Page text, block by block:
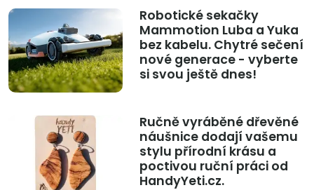
Robotické sekačky
Mammotion Luba a Yuka
bez kabelu. Chytré sečení
nové generace - vyberte
si svou ještě dnes!
Ručně vyráběné dřevěné
náušnice dodají vašemu
stylu přírodní krásu a
poctivou ruční práci od
HandyYeti.cz.